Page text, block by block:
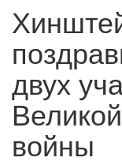
двух
войны